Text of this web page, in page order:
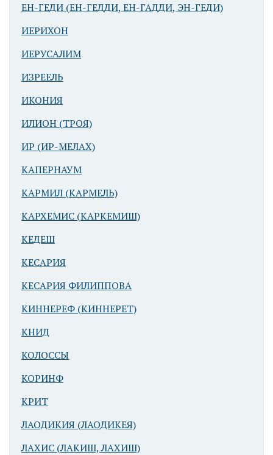
ЕН-ГЕДИ (ЕН-ГЕДДИ, ЕН-ГАДДИ, ЭН-ГЕДИ)
ИЕРИХОН
ИЕРУСАЛИМ
ИЗРЕЕЛЬ
ИКОНИЯ
ИЛИОН (ТРОЯ)
ИР (ИР-МЕЛАХ)
КАПЕРНАУМ
КАРМИЛ (КАРМЕЛЬ)
КАРХЕМИС (КАРКЕМИШ)
КЕДЕШ
КЕСАРИЯ
КЕСАРИЯ ФИЛИППОВА
КИННЕРЕФ (КИННЕРЕТ)
КНИД
КОЛОССЫ
КОРИНФ
КРИТ
ЛАОДИКИЯ (ЛАОДИКЕЯ)
ЛАХИС (ЛАКИШ, ЛАХИШ)